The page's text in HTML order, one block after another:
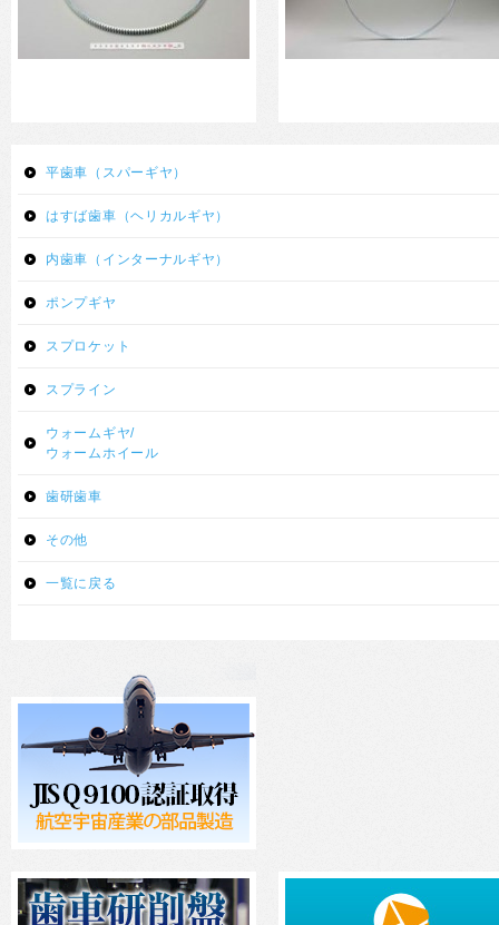
平歯車（スパーギヤ）
はすば歯車（ヘリカルギヤ）
内歯車（インターナルギヤ）
ポンプギヤ
スプロケット
スプライン
ウォームギヤ/
ウォームホイール
歯研歯車
その他
一覧に戻る